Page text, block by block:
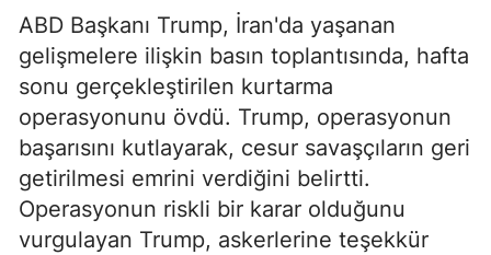
ABD Başkanı Trump, İran'da yaşanan
gelişmelere ilişkin basın toplantısında, hafta
sonu gerçekleştirilen kurtarma
operasyonunu övdü. Trump, operasyonun
başarısını kutlayarak, cesur savaşçıların geri
getirilmesi emrini verdiğini belirtti.
Operasyonun riskli bir karar olduğunu
vurgulayan Trump, askerlerine teşekkür